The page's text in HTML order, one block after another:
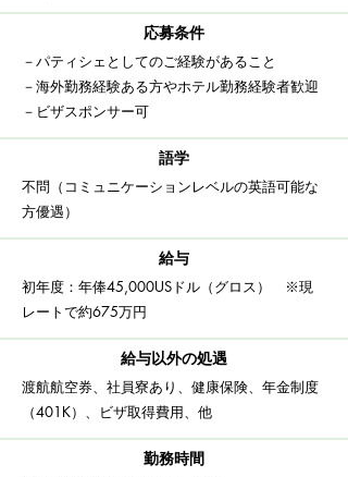
応募条件
－パティシェとしてのご経験があること
－海外勤務経験ある方やホテル勤務経験者歓迎
－ビザスポンサー可
語学
​不問（コミュニケーションレベルの英語可能な
方優遇）​
給与
初年度：年俸45,000USドル（グロス） ※現
レートで約675万円
給与以外の処遇
渡航航空券、社員寮あり、健康保険、年金制度
（401K）、ビザ取得費用、 他
​勤務時間